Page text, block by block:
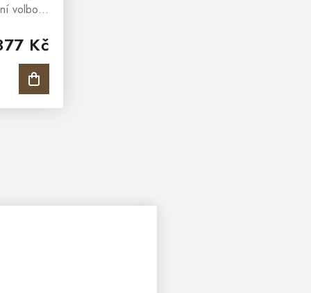
Kč
volbou
na
skříňka